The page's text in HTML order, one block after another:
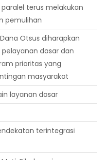
terus melakukan
pemulihan
Otsus diharapkan
dasar dan
prioritas yang
masyarakat
layanan dasar
terintegrasi